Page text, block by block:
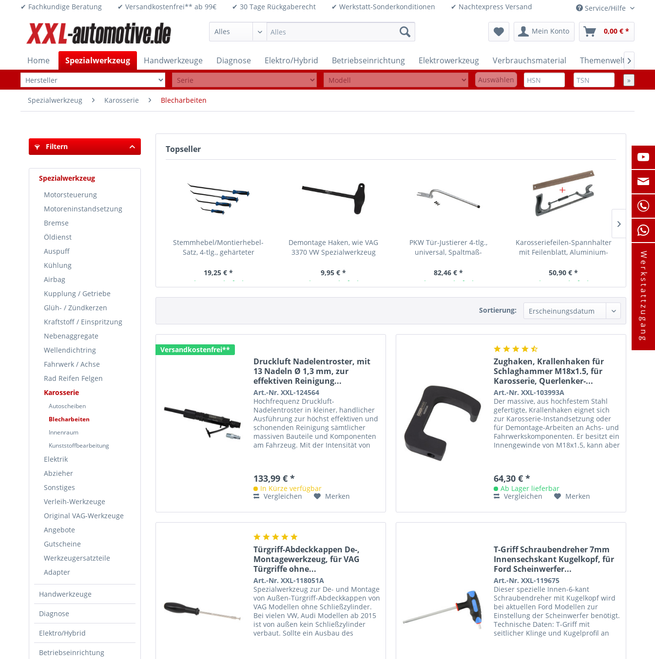
✔ Fachkundige Beratung ✔ Versandkostenfrei** ab 99€ ✔ 30 Tage Rückgaberecht ✔ Werkstatt-Sonderkonditionen ✔ Nachtexpress Versand Service/Hilfe
Mein Konto 0,00 € *
Home Spezialwerkzeug Handwerkzeuge Diagnose Elektro/Hybrid Betriebseinrichtung Elektrowerkzeug Verbrauchsmaterial Themenwelten

Auswählen »
Spezialwerkzeug Karosserie Blecharbeiten
Filtern
Spezialwerkzeug
Motorsteuerung
Motoreninstandsetzung
Bremse
Öldienst
Auspuff
Kühlung
Airbag
Kupplung / Getriebe
Glüh- / Zündkerzen
Kraftstoff / Einspritzung
Nebenaggregate
Wellendichtring
Fahrwerk / Achse
Rad Reifen Felgen
Karosserie
Autoscheiben
Blecharbeiten
Innenraum
Kunststoffbearbeitung
Elektrik
Abzieher
Sonstiges
Verleih-Werkzeuge
Original VAG-Werkzeuge
Angebote
Gutscheine
Werkzeugersatzteile
Adapter
Handwerkzeuge
Diagnose
Elektro/Hybrid
Betriebseinrichtung
Topseller
Stemmhebel/Montierhebel-
Satz, 4-tlg., gehärteter
19,25 € *
Ab Lager lieferbar
Demontage Haken, wie VAG
3370 VW Spezialwerkzeug
9,95 € *
Ab Lager lieferbar
PKW Tür-Justierer 4-tlg.,
universal, Spaltmaß-
82,46 € *
Ab Lager lieferbar
Karosseriefeilen-Spannhalter
mit Feilenblatt, Aluminium-
50,90 € *
Ab Lager lieferbar
Sortierung:
Versandkostenfrei**
Druckluft Nadelentroster, mit
13 Nadeln Ø 1,3 mm, zur
effektiven Reinigung...
Art.-Nr. XXL-124564
Hochfrequenz Druckluft-
Nadelentroster in kleiner, handlicher
Ausführung zur höchst effektiven und
schonenden Reinigung sämtlicher
massiven Bauteile und Komponenten
am Fahrzeug. Mit der Intensität von
133,99 € *
In Kürze verfügbar
Vergleichen
Merken
Zughaken, Krallenhaken für
Schlaghammer M18x1.5, für
Karosserie, Querlenker-...
Art.-Nr. XXL-103993A
Der massive, aus hochfestem Stahl
gefertigte, Krallenhaken eignet sich
zur Karosserie-Instandsetzung oder
für Demontage-Arbeiten an Achs- und
Fahrwerkskomponenten. Er besitzt ein
Innengewinde von M18x1.5, kann aber
64,30 € *
Ab Lager lieferbar
Vergleichen
Merken
Türgriff-Abdeckkappen De-,
Montagewerkzeug, für VAG
Türgriffe ohne...
Art.-Nr. XXL-118051A
Spezialwerkzeug zur De- und Montage
von Außen-Türgriff-Abdeckkappen von
VAG Modellen ohne Schließzylinder.
Bei vielen VW, Audi Modellen ab 2015
ist von außen kein Schließzylinder
verbaut. Sollte ein Ausbau des
T-Griff Schraubendreher 7mm
Innensechskant Kugelkopf, für
Ford Scheinwerfer...
Art.-Nr. XXL-119675
Dieser spezielle Innen-6-kant
Schraubendreher mit Kugelkopf wird
bei aktuellen Ford Modellen zur
Einstellung der Scheinwerfer benötigt.
Technische Daten: T-Griff mit
seitlicher Klinge und Kugelprofil an
Werkstattzugang